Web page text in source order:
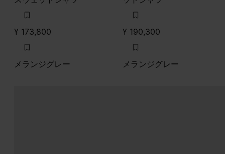
¥ 173,800
メランジグレー
¥ 190,300
メランジグレー